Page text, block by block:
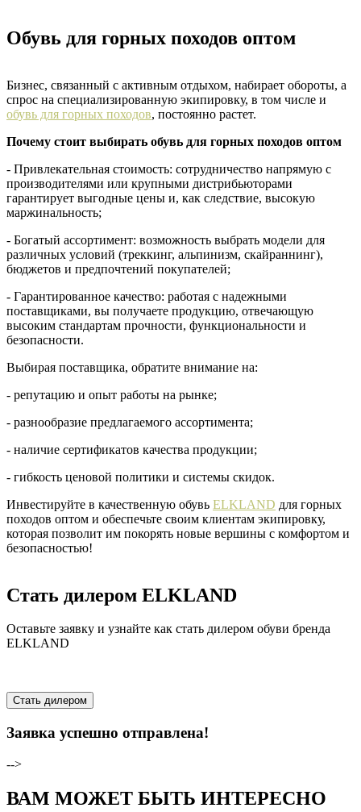
Обувь для горных походов оптом
Бизнес, связанный с активным отдыхом, набирает обороты, а
спрос на специализированную экипировку, в том числе и
обувь для горных походов, постоянно растет.
Почему стоит выбирать обувь для горных походов оптом
- Привлекательная стоимость: сотрудничество напрямую с
производителями или крупными дистрибьюторами
гарантирует выгодные цены и, как следствие, высокую
маржинальность;
- Богатый ассортимент: возможность выбрать модели для
различных условий (треккинг, альпинизм, скайраннинг),
бюджетов и предпочтений покупателей;
- Гарантированное качество: работая с надежными
поставщиками, вы получаете продукцию, отвечающую
высоким стандартам прочности, функциональности и
безопасности.
Выбирая поставщика, обратите внимание на:
- репутацию и опыт работы на рынке;
- разнообразие предлагаемого ассортимента;
- наличие сертификатов качества продукции;
- гибкость ценовой политики и системы скидок.
Инвестируйте в качественную обувь ELKLAND для горных
походов оптом и обеспечьте своим клиентам экипировку,
которая позволит им покорять новые вершины с комфортом и
безопасностью!
Стать дилером ELKLAND
Оставьте заявку и узнайте как стать дилером обуви бренда
ELKLAND
Стать дилером
Заявка успешно отправлена!
-->
ВАМ МОЖЕТ БЫТЬ ИНТЕРЕСНО